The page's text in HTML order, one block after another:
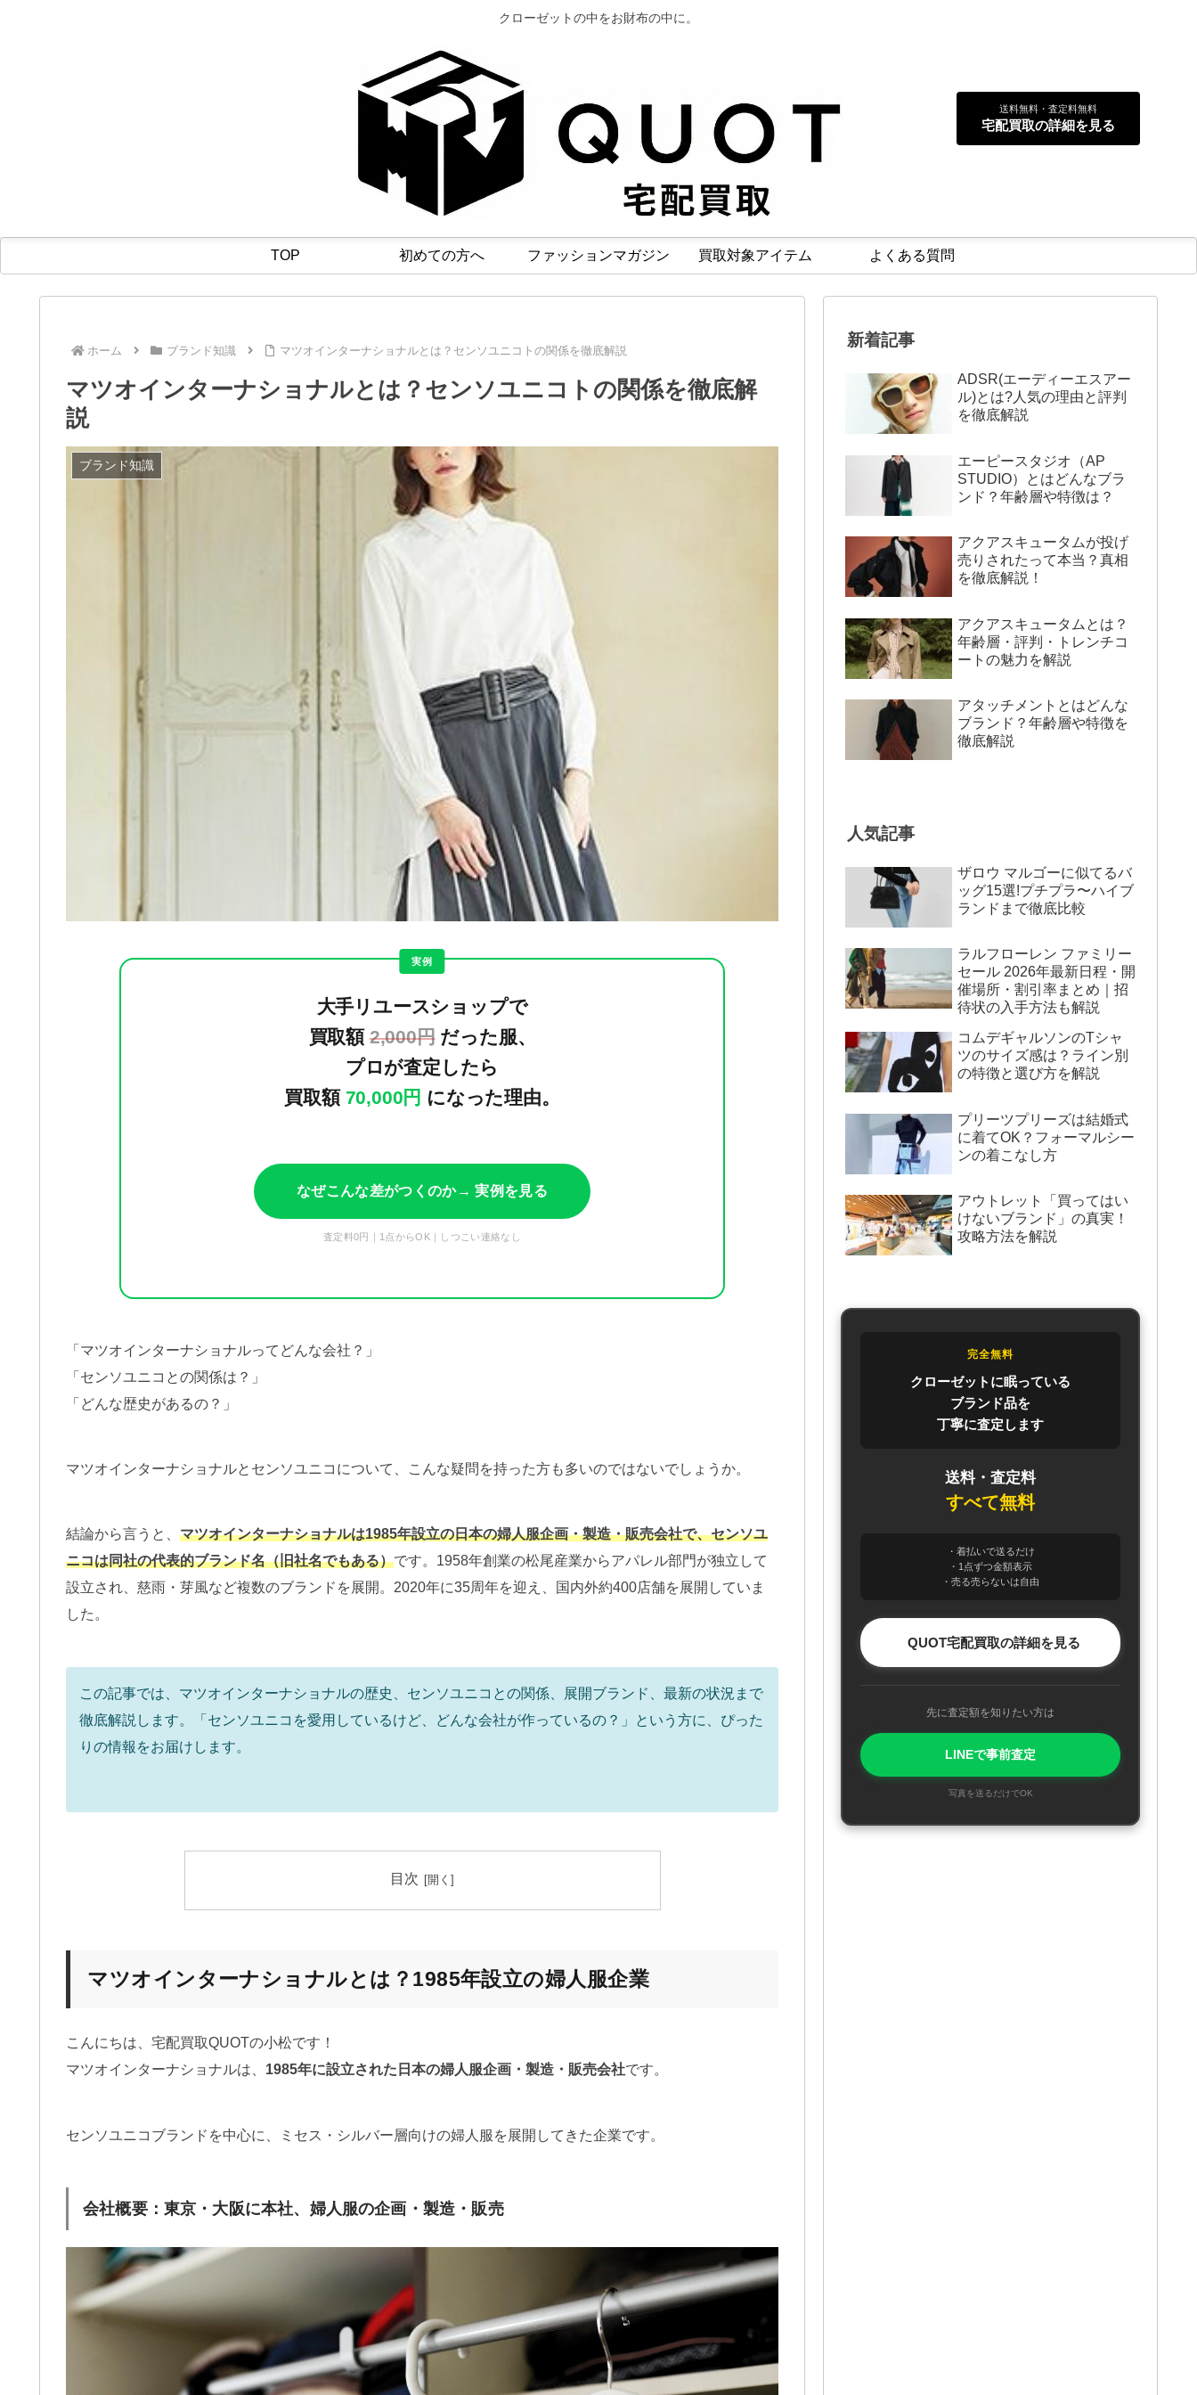
クローゼットの中をお財布の中に。
送料無料・査定料無料
宅配買取の詳細を見る
TOP 初めての方へ ファッションマガジン 買取対象アイテム よくある質問
ホーム ブランド知識 マツオインターナショナルとは？センソユニコトの関係を徹底解説
マツオインターナショナルとは？センソユニコトの関係を徹底解
説
ブランド知識
実例
大手リユースショップで
買取額 2,000円だった服、
プロが査定したら
買取額 70,000円 になった理由。
なぜこんな差がつくのか→ 実例を見る
査定料0円｜1点からOK｜しつこい連絡なし
「マツオインターナショナルってどんな会社？」
「センソユニコとの関係は？」
「どんな歴史があるの？」
マツオインターナショナルとセンソユニコについて、こんな疑問を持った方も多いのではないでしょうか。
結論から言うと、 マツオインターナショナルは1985年設立の日本の婦人服企画・製造・販売会社で、センソユ
ニコは同社の代表的ブランド名（旧社名でもある）です。1958年創業の松尾産業からアパレル部門が独立して
設立され、慈雨・芽風など複数のブランドを展開。2020年に35周年を迎え、国内外約400店舗を展開していま
した。
この記事では、マツオインターナショナルの歴史、センソユニコとの関係、展開ブランド、最新の状況まで
徹底解説します。「センソユニコを愛用しているけど、どんな会社が作っているの？」という方に、ぴった
りの情報をお届けします。
目次
マツオインターナショナルとは？1985年設立の婦人服企業
こんにちは、宅配買取QUOTの小松です！
マツオインターナショナルは、 1985年に設立された日本の婦人服企画・製造・販売会社です。
センソユニコブランドを中心に、ミセス・シルバー層向けの婦人服を展開してきた企業です。
会社概要：東京・大阪に本社、婦人服の企画・製造・販売
新着記事
ADSR(エーディーエスアー
ル)とは?人気の理由と評判
を徹底解説
エーピースタジオ（AP
STUDIO）とはどんなブラ
ンド？年齢層や特徴は？
アクアスキュータムが投げ
売りされたって本当？真相
を徹底解説！
アクアスキュータムとは？
年齢層・評判・トレンチコ
ートの魅力を解説
アタッチメントとはどんな
ブランド？年齢層や特徴を
徹底解説
人気記事
ザロウ マルゴーに似てるバ
ッグ15選!プチプラ〜ハイブ
ランドまで徹底比較
ラルフローレン ファミリー
セール 2026年最新日程・開
催場所・割引率まとめ｜招
待状の入手方法も解説
コムデギャルソンのTシャ
ツのサイズ感は？ライン別
の特徴と選び方を解説
プリーツプリーズは結婚式
に着てOK？フォーマルシー
ンの着こなし方
アウトレット「買ってはい
けないブランド」の真実！
攻略方法を解説
完全無料
クローゼットに眠っている
ブランド品を
丁寧に査定します
送料・査定料
すべて無料
・着払いで送るだけ
・1点ずつ金額表示
・売る売らないは自由
QUOT宅配買取の詳細を見る
先に査定額を知りたい方は
LINEで事前査定
写真を送るだけでOK